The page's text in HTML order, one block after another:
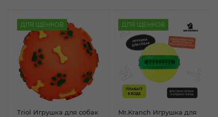
ДЛЯ ЩЕНКОВ
Triol Игрушка для собак
ДЛЯ ЩЕНКОВ
Mr.Kranch Игрушка для